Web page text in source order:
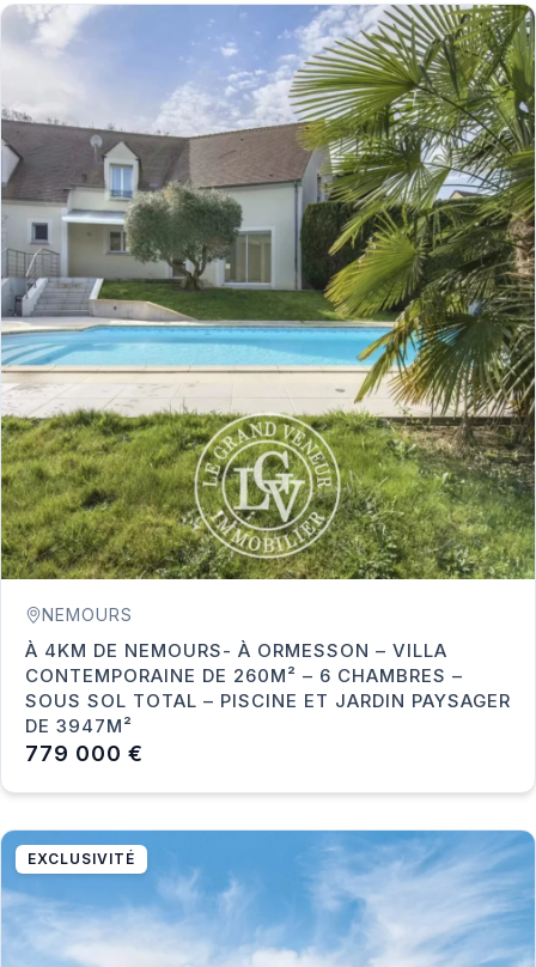
NEMOURS
À 4KM DE NEMOURS- À ORMESSON – VILLA
CONTEMPORAINE DE 260M² – 6 CHAMBRES –
SOUS SOL TOTAL – PISCINE ET JARDIN PAYSAGER
DE 3947M²
779 000 €
EXCLUSIVITÉ